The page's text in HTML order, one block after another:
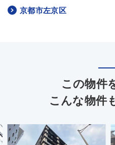
京都市左京区
この物件
こんな物件